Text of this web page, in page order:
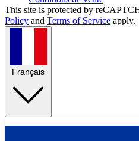
This site is protected by
Policy and Terms of Service apply.
Français